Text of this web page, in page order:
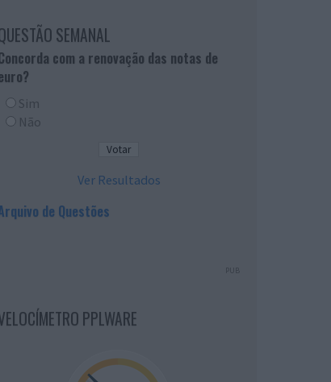
SEMANAL
com a renovação das notas de
Sim
Não
Ver Resultados
de Questões
PUB
PPLWARE